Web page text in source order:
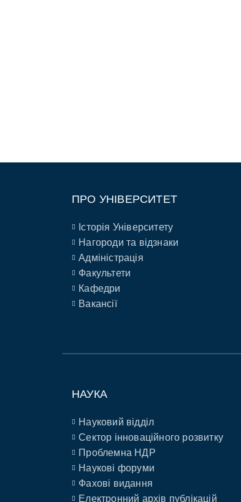
ПРО УНІВЕРСИТЕТ
Історія Університету
Нагороди та відзнаки
Адміністрація
Факультети
Кафедри
Вакансії
НАУКА
Науковий відділ
Сектор інноваційного розвитку
Проблемна НДР
Наукові форуми
Фахові видання
Електронний архів публікацій